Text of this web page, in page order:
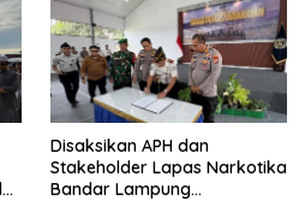
Disaksikan APH dan
Stakeholder Lapas Narkotika
Bandar Lampung